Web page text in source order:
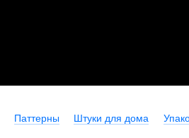
Паттерны Штуки для дома